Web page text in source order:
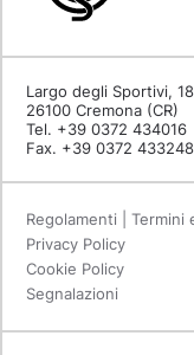
Largo degli Sportivi, 18
26100 Cremona (CR)
Tel. +39 0372 434016
Fax. +39 0372 433248
Regolamenti | Termini
Privacy Policy
Cookie Policy
Segnalazioni